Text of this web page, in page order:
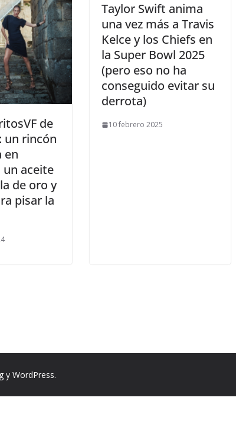
de
un rincón
en
un aceite
de oro y
pisar la
​Taylor Swift anima
una vez más a Travis
Kelce y los Chiefs en
la Super Bowl 2025
(pero eso no ha
conseguido evitar su
derrota)
10 febrero 2025
y WordPress.